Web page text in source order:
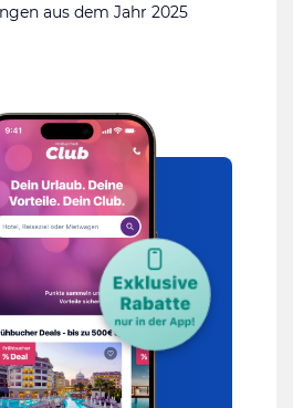
aus dem Jahr 2025